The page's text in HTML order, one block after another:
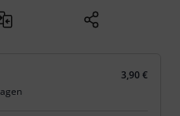
3,90 €